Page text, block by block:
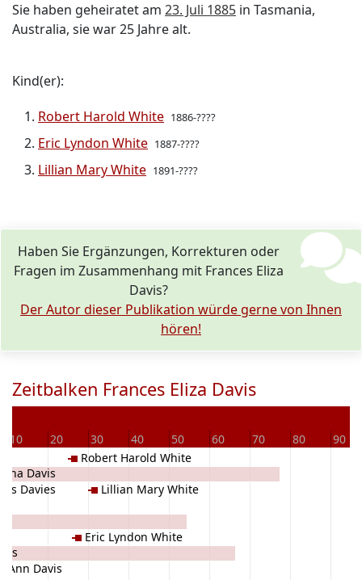
Sie haben geheiratet am 23. Juli 1885 in Tasmania,
Australia, sie war 25 Jahre alt.
Kind(er):
Robert Harold White 1886-????
Eric Lyndon White 1887-????
Lillian Mary White 1891-????
Haben Sie Ergänzungen, Korrekturen oder
Fragen im Zusammenhang mit Frances Eliza
Davis?
Der Autor dieser Publikation würde gerne von Ihnen
hören!
Zeitbalken Frances Eliza Davis
10 20 30 40 50 60 70 80 90
Davies
Ann Davis
Davis
Robert Harold White
Eric Lyndon White
Lillian Mary White